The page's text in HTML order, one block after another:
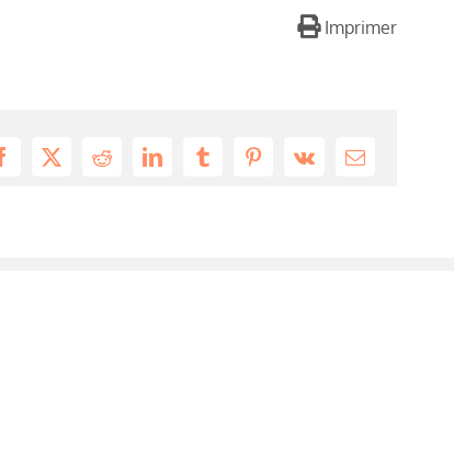
Imprimer
Facebook
X RedditLinkedInTumblrPinterest
Vk Email